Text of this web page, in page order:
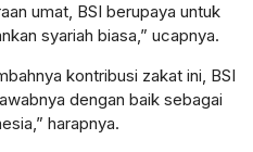
umat, BSI berupaya untuk
syariah biasa,” ucapnya.
kontribusi zakat ini, BSI
dengan baik sebagai
harapnya.